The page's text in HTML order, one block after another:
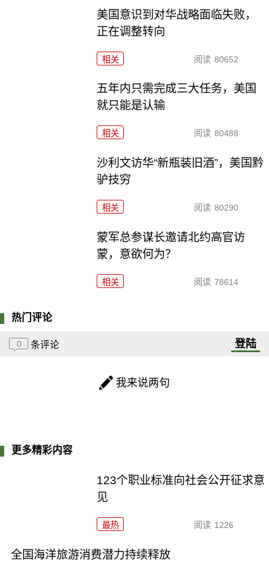
美国意识到对华战略面临失败，
正在调整转向
相关 阅读 80652
五年内只需完成三大任务，美国
就只能是认输
相关 阅读 80488
沙利文访华“新瓶装旧酒”，美国黔
驴技穷
相关 阅读 80290
​蒙军总参谋长邀请北约高官访
蒙，意欲何为？
相关 阅读 78614
热门评论
0 条评论 登陆
我来说两句
更多精彩内容
123个职业标准向社会公开征求意
见
最热 阅读 1226
全国海洋旅游消费潜力持续释放